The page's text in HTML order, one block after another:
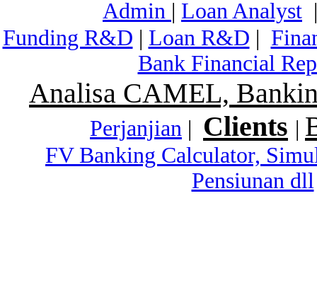
Admin | Loan Analyst
Funding R&D | Loan R&D |
Bank Financial
Analisa CAMEL,
Perjanjian | Clients |
FV Banking Calculator,
Pensiunan dll